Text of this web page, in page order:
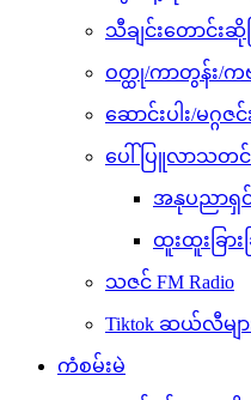
သီချင်းတောင်းဆိုခ
ဝတ္ထု/ကာတွန်း/ကဗျ
ဆောင်းပါး/မဂ္ဂဇင်
ပေါ်ပြူလာသတင်း
အနုပညာရှင်
ထူးထူးခြား
သဇင် FM Radio
Tiktok ဆယ်လီမျာ
ကံစမ်းမဲ